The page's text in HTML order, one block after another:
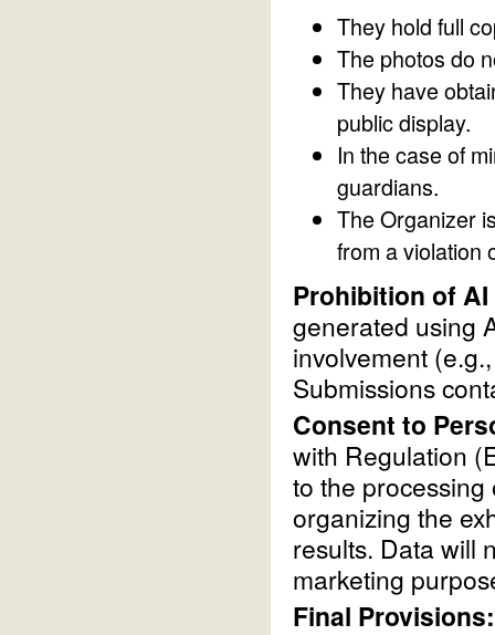
They hold full
The photos do
They have
public display.
In the case of
guardians.
The Organizer
from a violation
Prohibition of
generated using
involvement
Submissions
Consent to
with Regulation
to the
organizing the
results. Data will
marketing
Final Provisions: